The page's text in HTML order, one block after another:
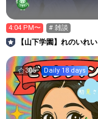
4:04 PM〜 # 雑談
【山下学園】れのいれい
305 Daily 18 days